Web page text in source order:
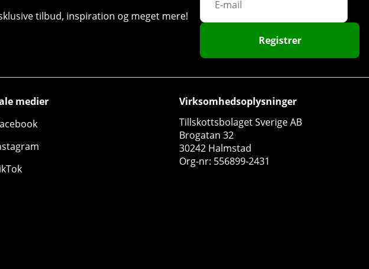
82
tilbud, inspiration og meget mere!
Registrer
medier
Virksomhedsoplysninger
Tillskottsbolaget Sverige AB
Brogatan 32
30242 Halmstad
Org-nr: 556899-2431